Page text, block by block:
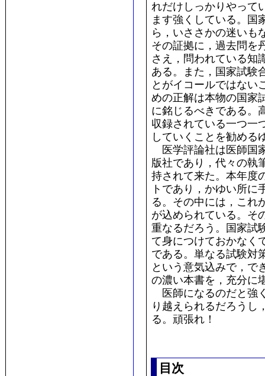
れだけしっかりやって
ます強くしている。国
ら，いささかの迷いも
その証拠に，過去問を
さえ，問われている知
ある。また，国家試験
とがイコールではない
めの正解は本物の国家
に銘じるべきである。
収録されている一つ一
していくことを勧める
医学評論社は医師国
版社であり，代々の執
持されて来た。本年度
トであり，かゆい所に
る。その中には，これ
が込められている。そ
重なるだろう。国家試
て身につけておかなく
である。単なる試験対
という意気込みで，で
の濃い本書を，充分に
医師になるのだと強
り越えられるだろうし
る。頑張れ！
目次